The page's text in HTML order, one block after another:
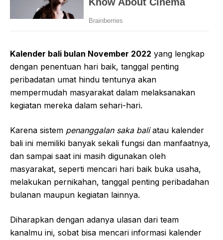
Kalender bali bulan November 2022 yang lengkap
dengan penentuan hari baik, tanggal penting
peribadatan umat hindu tentunya akan
mempermudah masyarakat dalam melaksanakan
kegiatan mereka dalam sehari-hari.
Karena sistem penanggalan saka baliatau kalender
bali ini memiliki banyak sekali fungsi dan manfaatnya,
dan sampai saat ini masih digunakan oleh
masyarakat, seperti mencari hari baik buka usaha,
melakukan pernikahan, tanggal penting peribadahan
bulanan maupun kegiatan lainnya.
Diharapkan dengan adanya ulasan dari team
kanalmu ini, sobat bisa mencari informasi kalender